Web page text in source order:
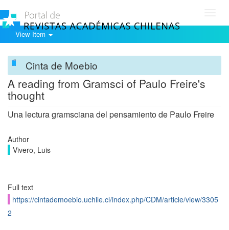
View Item
Cinta de Moebio
A reading from Gramsci of Paulo Freire's
thought
Una lectura gramsciana del pensamiento de Paulo Freire
Author
Vivero, Luis
Full text
https://cintademoebio.uchile.cl/index.php/CDM/article/view/3305
2